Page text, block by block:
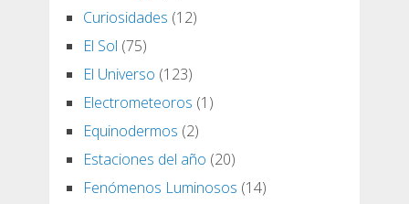
Curiosidades (12)
El Sol (75)
El Universo (123)
Electrometeoros (1)
Equinodermos (2)
Estaciones del año (20)
Fenómenos Luminosos (14)